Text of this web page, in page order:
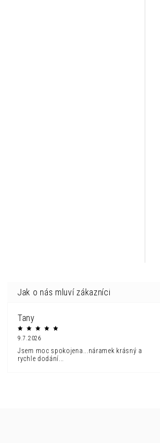
Tany
9.7.2026
Jsem moc spokojena...náramek krásný a
rychle dodání...